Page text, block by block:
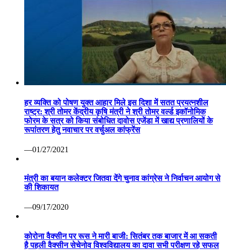
हर व्यक्ति को पोषण युक्त आहार मिले इस दिशा में सतत प्रयत्नशील
राष्ट्र: श्री तोमर केंद्रीय कृषि मंत्री ने श्री तोमर वर्ल्ड इकॉनोमिक
फोरम के सत्र को किया संबोधित दावोस एजेंडा में खाद्य प्रणालियों के
रूपांतरण हेतु नवाचार पर वर्चुअल कांफ्रेंस
—01/27/2021
मंत्री का बयान कलेक्टर जितवा देंगे चुनाव कांग्रेस ने निर्वाचन आयोग से
की शिकायत
—09/17/2020
कोरोना वैक्सीन पर रूस ने मारी बाजी: सितंबर तक बाजार में आ सकती
है पहली वैक्सीन सेचेनोव विश्वविद्यालय का दावा सभी परीक्षण रहे सफल